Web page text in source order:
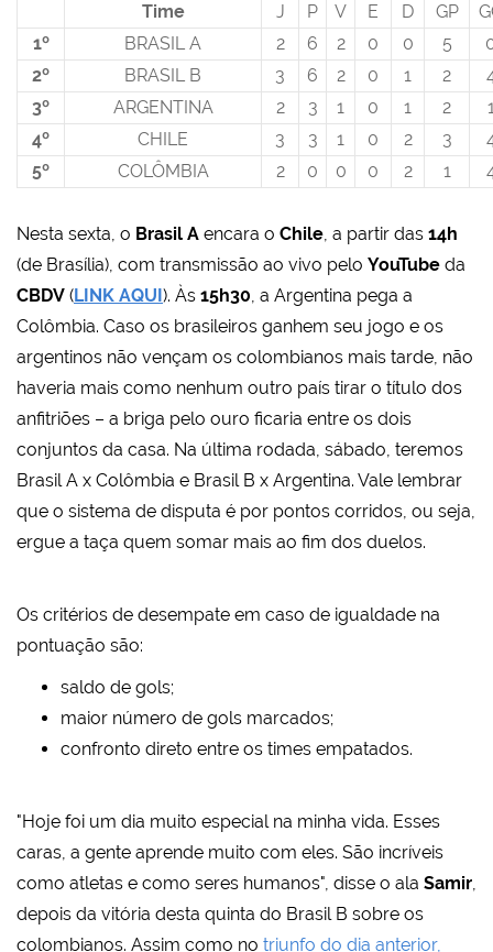
Time
J P V E D GP
1º
BRASIL A 2 6 2 0 0 5
2º
BRASIL B 3 6 2 0 1 2
3º
ARGENTINA 2 3 1 0 1 2
4º
CHILE 3 3 1 0 2 3
5º
COLÔMBIA 2 0 0 0 2 1
Nesta sexta, o Brasil A encara o Chile, a partir das 14h
(de Brasília), com transmissão ao vivo pelo YouTube da
CBDV (LINK AQUI ). Às 15h30, a Argentina pega a
Colômbia. Caso os brasileiros ganhem seu jogo e os
argentinos não vençam os colombianos mais tarde, não
haveria mais como nenhum outro país tirar o título dos
anfitriões – a briga pelo ouro ficaria entre os dois
conjuntos da casa. Na última rodada, sábado, teremos
Brasil A x Colômbia e Brasil B x Argentina. Vale lembrar
que o sistema de disputa é por pontos corridos, ou seja,
ergue a taça quem somar mais ao fim dos duelos.
Os critérios de desempate em caso de igualdade na
pontuação são:
saldo de gols;
maior número de gols marcados;
confronto direto entre os times empatados.
"Hoje foi um dia muito especial na minha vida. Esses
caras, a gente aprende muito com eles. São incríveis
como atletas e como seres humanos", disse o ala Samir,
depois da vitória desta quinta do Brasil B sobre os
colombianos. Assim como no triunfo do dia anterior,